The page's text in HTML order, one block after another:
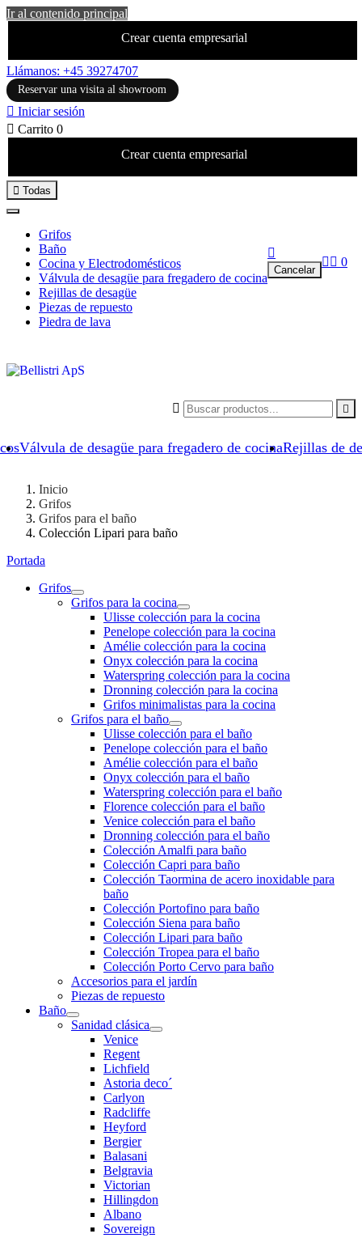
Ir al contenido principal
Crear cuenta empresarial
Llámanos: +45 39274707
Reservar una visita al showroom
 Iniciar sesión
 Carrito 0
Crear cuenta empresarial
Válvula de desagüe para fregadero de cocinaRejillas de
 Todas
Grifos
Baño
Cocina y Electrodomésticos
Válvula de desagüe para fregadero de cocina
Rejillas de desagüe
Piezas de repuesto
Piedra de lava
 

Cancelar
  0
Inicio
Grifos
Grifos para el baño
Colección Lipari para baño
Portada
Grifos
Grifos para la cocina
Ulisse colección para la cocina
Penelope colección para la cocina
Amélie colección para la cocina
Onyx colección para la cocina
Waterspring colección para la cocina
Dronning colección para la cocina
Grifos minimalistas para la cocina
Grifos para el baño
Ulisse colección para el baño
Penelope colección para el baño
Amélie colección para el baño
Onyx colección para el baño
Waterspring colección para el baño
Florence colección para el baño
Venice colección para el baño
Dronning colección para el baño
Colección Amalfi para baño
Colección Capri para baño
Colección Taormina de acero inoxidable para
baño
Colección Portofino para baño
Colección Siena para baño
Colección Lipari para baño
Colección Tropea para el baño
Colección Porto Cervo para baño
Accesorios para el jardín
Piezas de repuesto
Baño
Sanidad clásica
Venice
Regent
Lichfield
Astoria deco´
Carlyon
Radcliffe
Heyford
Bergier
Balasani
Belgravia
Victorian
Hillingdon
Albano
Sovereign